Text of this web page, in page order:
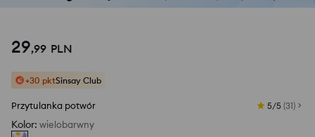
29,99 PLN
+30 pktSinsay Club
Przytulanka potwór 5/5 (31)
Kolor: wielobarwny